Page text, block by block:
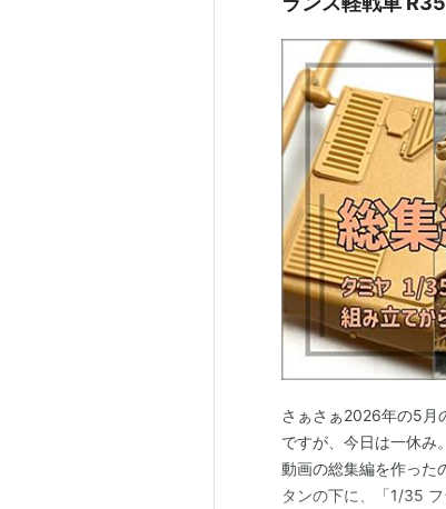
さぁさぁ2026年の5月
ですが、今日は一休み
動画の総集編を作った
タンの下に、「1/35